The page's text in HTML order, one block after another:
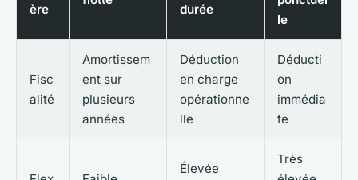
ère
durée
le
Fisc
alité
Amortissem
ent sur
plusieurs
années
Déduction
en charge
opérationne
lle
Déducti
on
immédia
te
Élevée
Très